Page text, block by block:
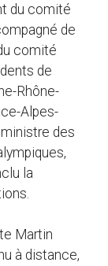
du comité
de
comité
de
Rhône-
Alpes-
ministre des
la
Martin
à distance,